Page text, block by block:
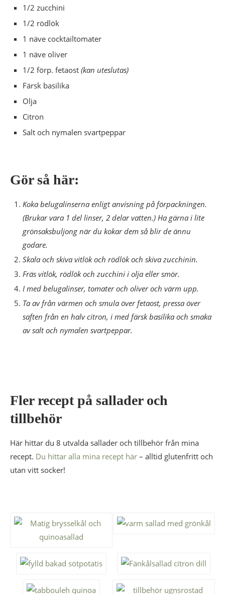
1/2 zucchini
1/2 rödlök
1 näve cocktailtomater
1 näve oliver
1/2 förp. fetaost (kan uteslutas)
Färsk basilika
Olja
Citron
Salt och nymalen svartpeppar
Gör så här:
Koka belugalinserna enligt anvisning på förpackningen.
(Brukar vara 1 del linser, 2 delar vatten.) Ha gärna i lite
grönsaksbuljong när du kokar dem så blir de ännu
godare.
Skala och skiva vitlök och rödlök och skiva zucchinin.
Fräs vitlök, rödlök och zucchini i olja eller smör.
I med belugalinser, tomater och oliver och värm upp.
Ta av från värmen och smula över fetaost, pressa över
saften från en halv citron, i med färsk basilika och smaka
av salt och nymalen svartpeppar.
Fler recept på sallader och
tillbehör
Här hittar du 8 utvalda sallader och tillbehör från mina
recept. Du hittar alla mina recept här – alltid glutenfritt och
utan vitt socker!